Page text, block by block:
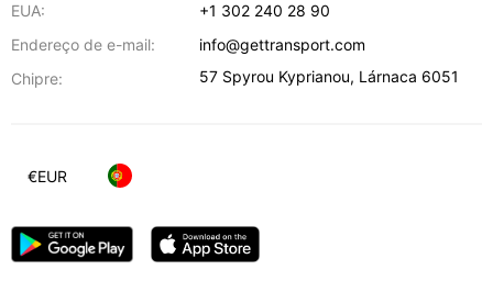
EUA:
+1 302 240 28 90
Endereço de e-mail:
info@gettransport.com
Chipre:
57 Spyrou Kyprianou, Lárnaca 6051
€EUR